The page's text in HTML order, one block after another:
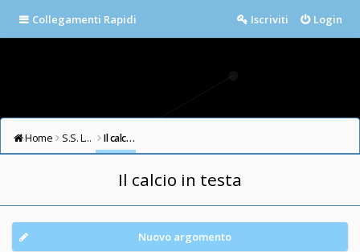
Collegamenti Rapidi Login
Iscriviti
Home S.S. LAZIO FORUM Il calcio in testa
Il calcio in testa
Nuovo argomento